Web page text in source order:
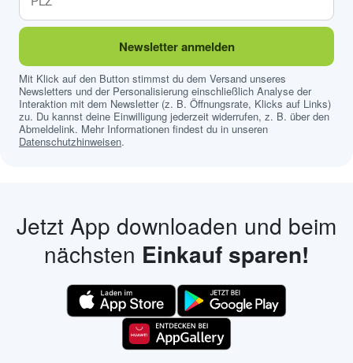
Newsletter anmelden
Mit Klick auf den Button stimmst du dem Versand unseres
Newsletters und der Personalisierung einschließlich Analyse der
Interaktion mit dem Newsletter (z. B. Öffnungsrate, Klicks auf Links)
zu. Du kannst deine Einwilligung jederzeit widerrufen, z. B. über den
Abmeldelink. Mehr Informationen findest du in unseren
Datenschutzhinweisen.
Jetzt App downloaden und beim
nächsten Einkauf sparen!